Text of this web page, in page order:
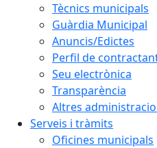
Tècnics municipals
Guàrdia Municipal
Anuncis/Edictes
Perfil de
Seu electrònica
Transparència
Altres
Serveis i tràmits
Oficines municipals